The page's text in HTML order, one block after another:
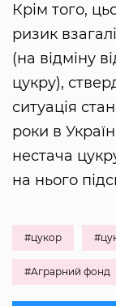
Крім того,
ризик
(на відміну
цукру),
ситуація
роки в
нестача
на нього
#цукор
#Аграрний фонд